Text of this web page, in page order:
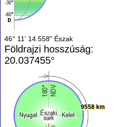
46° 11' 14.558" Észak
Földrajzi hosszúság:
20.037455°
9558 km